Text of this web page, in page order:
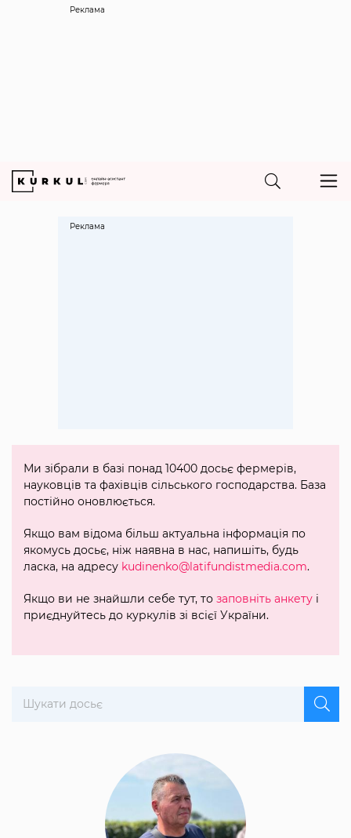
Реклама
Ми зібрали в базі понад 10400 досьє фермерів,
науковців та фахівців сільського господарства. База
постійно оновлюється.
Якщо вам відома більш актуальна інформація по
якомусь досьє, ніж наявна в нас, напишіть, будь
ласка, на адресу kudinenko@latifundistmedia.com.
Якщо ви не знайшли себе тут, то заповніть анкету і
приєднуйтесь до куркулів зі всієї України.
Реклама